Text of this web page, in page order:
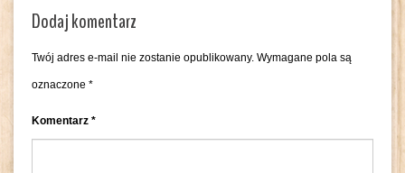
Dodaj komentarz
Twój adres e-mail nie zostanie opublikowany. Wymagane pola są
oznaczone *
Komentarz *